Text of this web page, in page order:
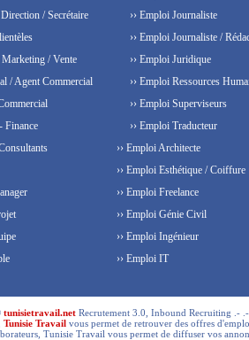
/ Secrétaire
Marketing / Vente
/ Agent Commercial
Finance
›› Emploi Journaliste
›› Emploi Journaliste /
›› Emploi Juridique
›› Emploi Ressources
›› Emploi Superviseurs
›› Emploi Traducteur
›› Emploi Architecte
›› Emploi Esthétique / Coiffure
›› Emploi Freelance
›› Emploi Génie Civil
›› Emploi Ingénieur
›› Emploi IT
tunisietravail.net Recrutement 3.0, Inbound Recruiting .-
Tunisie Travail vous permet de retrouver des offres
Tunisie Travail vous permet de diffuser vos